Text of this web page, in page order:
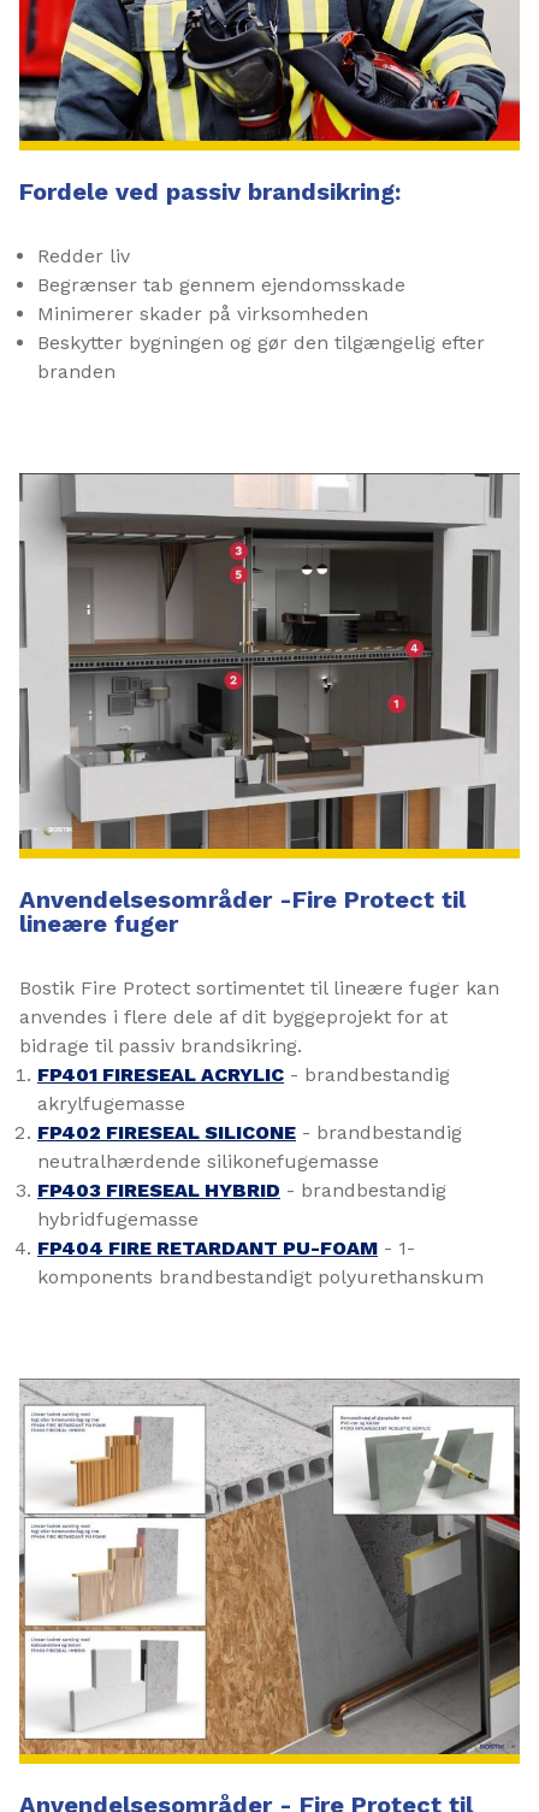
Fordele ved passiv brandsikring:
Redder liv
Begrænser tab gennem ejendomsskade
Minimerer skader på virksomheden
Beskytter bygningen og gør den tilgængelig efter
branden
Anvendelsesområder -Fire Protect til
lineære fuger
Bostik Fire Protect sortimentet til lineære fuger kan
anvendes i flere dele af dit byggeprojekt for at
bidrage til passiv brandsikring.
FP401 FIRESEAL ACRYLIC - brandbestandig
akrylfugemasse
FP402 FIRESEAL SILICONE - brandbestandig
neutralhærdende silikonefugemasse
FP403 FIRESEAL HYBRID - brandbestandig
hybridfugemasse
FP404 FIRE RETARDANT PU-FOAM - 1-
komponents brandbestandigt polyurethanskum
Anvendelsesområder - Fire Protect til